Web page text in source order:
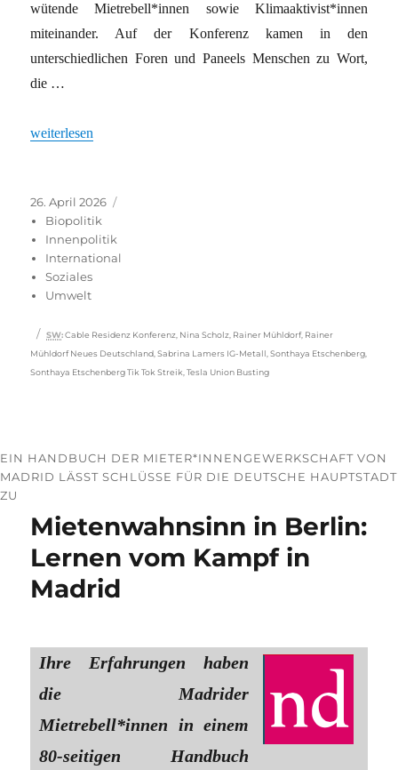
wütende Mietrebell*innen sowie Klimaaktivist*innen
miteinander. Auf der Konferenz kamen in den
unterschiedlichen Foren und Paneels Menschen zu Wort,
die …
„Widerstand gegen Big-Tech geht nicht ohne die dort
weiterlesen
Veröffentlicht
am
26. April 2026
Biopolitik
Innenpolitik
International
Soziales
Umwelt
Schlagwörter
SW: Cable Residenz Konferenz, Nina Scholz, Rainer Mühldorf, Rainer
Mühldorf Neues Deutschland,Sabrina Lamers IG-Metall,Sonthaya Etschenberg,
Sonthaya Etschenberg Tik Tok Streik,Tesla Union Busting
EIN HANDBUCH DER MIETER*INNENGEWERKSCHAFT VON
MADRID LÄSST SCHLÜSSE FÜR DIE DEUTSCHE HAUPTSTADT
ZU
Mietenwahnsinn in Berlin:
Lernen vom Kampf in
Madrid
Ihre Erfahrungen haben
die Madrider
Mietrebell*innen in einem
80-seitigen Handbuch